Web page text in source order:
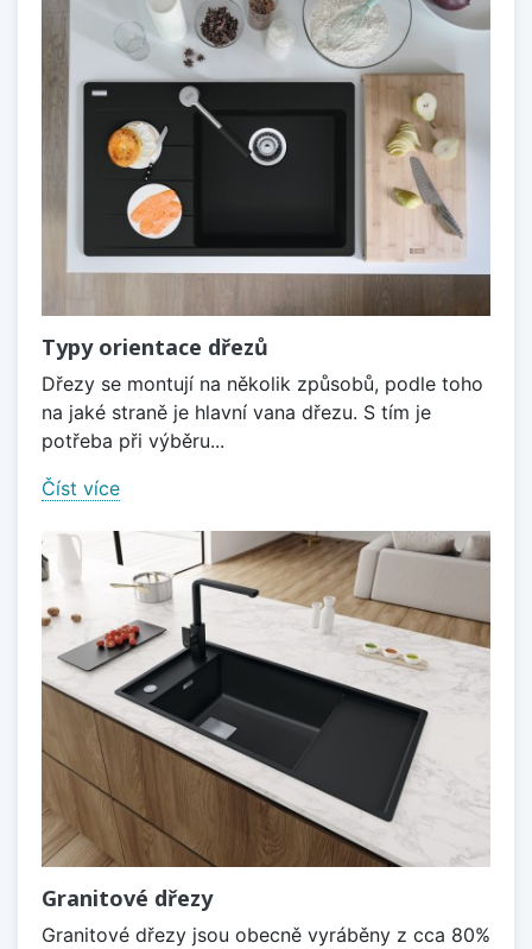
Typy orientace dřezů
Dřezy se montují na několik způsobů, podle toho
na jaké straně je hlavní vana dřezu. S tím je
potřeba při výběru...
Číst více
Granitové dřezy
Granitové dřezy jsou obecně vyráběny z cca 80%